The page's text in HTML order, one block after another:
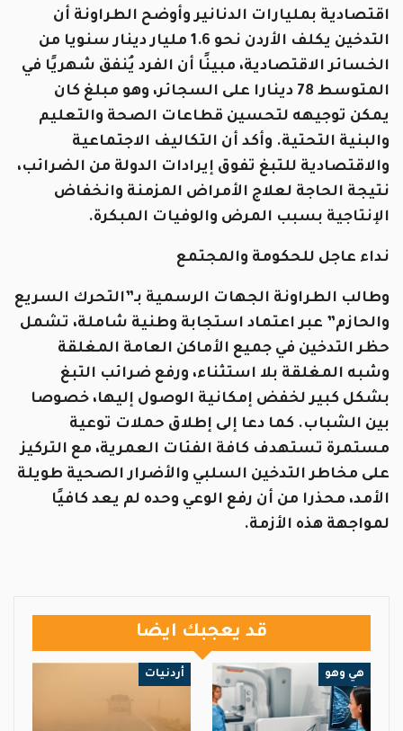
اقتصادية بمليارات الدنانير وأوضح الطراونة أن
التدخين يكلف الأردن نحو 1.6 مليار دينار سنويا من
الخسائر الاقتصادية، مبينًا أن الفرد يُنفق شهريًا في
المتوسط 78 دينارا على السجائر، وهو مبلغ كان
يمكن توجيهه لتحسين قطاعات الصحة والتعليم
والبنية التحتية. وأكد أن التكاليف الاجتماعية
والاقتصادية للتبغ تفوق إيرادات الدولة من الضرائب،
نتيجة الحاجة لعلاج الأمراض المزمنة وانخفاض
الإنتاجية بسبب المرض والوفيات المبكرة.
نداء عاجل للحكومة والمجتمع
وطالب الطراونة الجهات الرسمية بـ”التحرك السريع
والحازم” عبر اعتماد استجابة وطنية شاملة، تشمل
حظر التدخين في جميع الأماكن العامة المغلقة
وشبه المغلقة بلا استثناء، ورفع ضرائب التبغ
بشكل كبير لخفض إمكانية الوصول إليها، خصوصا
بين الشباب. كما دعا إلى إطلاق حملات توعية
مستمرة تستهدف كافة الفئات العمرية، مع التركيز
على مخاطر التدخين السلبي والأضرار الصحية طويلة
الأمد، محذرا من أن رفع الوعي وحده لم يعد كافيًا
لمواجهة هذه الأزمة.
قد يعجبك ايضا
هي وهو أردنيات